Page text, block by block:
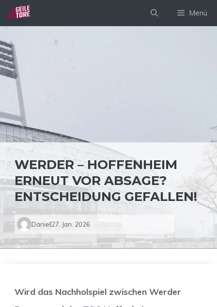
Zum
Inhalt
springen
Menü
WERDER – HOFFENHEIM
ERNEUT VOR ABSAGE?
ENTSCHEIDUNG GEFALLEN!
Daniel27. Jan. 2026
Wird das Nachholspiel zwischen Werder